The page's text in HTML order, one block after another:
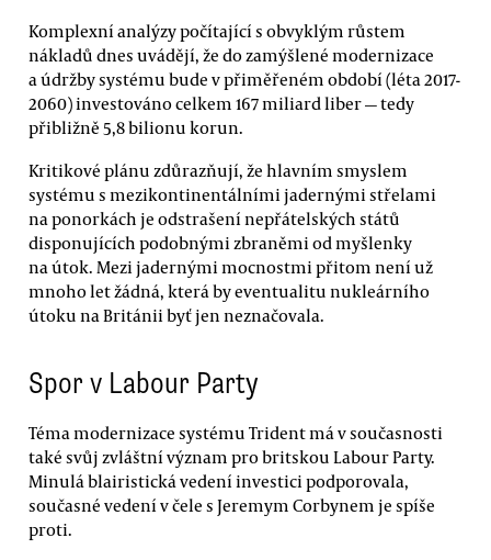
Komplexní analýzy počítající s obvyklým růstem
nákladů dnes uvádějí, že do zamýšlené modernizace
a údržby systému bude v přiměřeném období (léta 2017-
2060) investováno celkem 167 miliard liber — tedy
přibližně 5,8 bilionu korun.
Kritikové plánu zdůrazňují, že hlavním smyslem
systému s mezikontinentálními jadernými střelami
na ponorkách je odstrašení nepřátelských států
disponujících podobnými zbraněmi od myšlenky
na útok. Mezi jadernými mocnostmi přitom není už
mnoho let žádná, která by eventualitu nukleárního
útoku na Británii byť jen neznačovala.
Spor v Labour Party
Téma modernizace systému Trident má v současnosti
také svůj zvláštní význam pro britskou Labour Party.
Minulá blairistická vedení investici podporovala,
současné vedení v čele s Jeremym Corbynem je spíše
proti.